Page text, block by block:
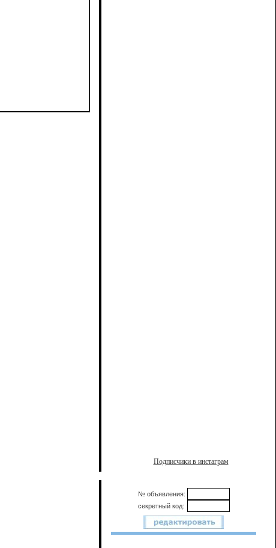
Подписчики в инстаграм
№ объявления:
секретный код: